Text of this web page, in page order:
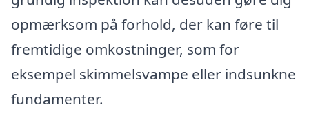
opmærksom på forhold, der kan føre til
fremtidige omkostninger, som for
eksempel skimmelsvampe eller indsunkne
fundamenter.